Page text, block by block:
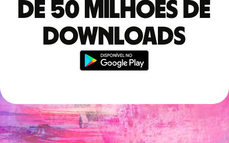
de 50 milhões de
downloads